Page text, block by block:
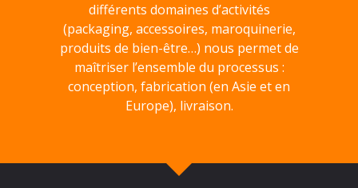
différents domaines d’activités
(packaging, accessoires, maroquinerie,
produits de bien-être…) nous permet de
maîtriser l’ensemble du processus :
conception, fabrication (en Asie et en
Europe), livraison.